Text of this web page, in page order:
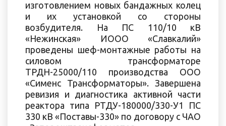
изготовлением новых бандажных колец
и их установкой со стороны
возбудителя. На ПС 110/10 кВ
«Нежинская» ИООО «Славкалий»
проведены шеф-монтажные работы на
силовом трансформаторе
ТРДН-25000/110 производства ООО
«Сименс Трансформаторы». Завершена
ревизия и диагностика активной части
реактора типа РТДУ-180000/330-У1 ПС
330 кВ «Поставы-330» по договору с ЧАО